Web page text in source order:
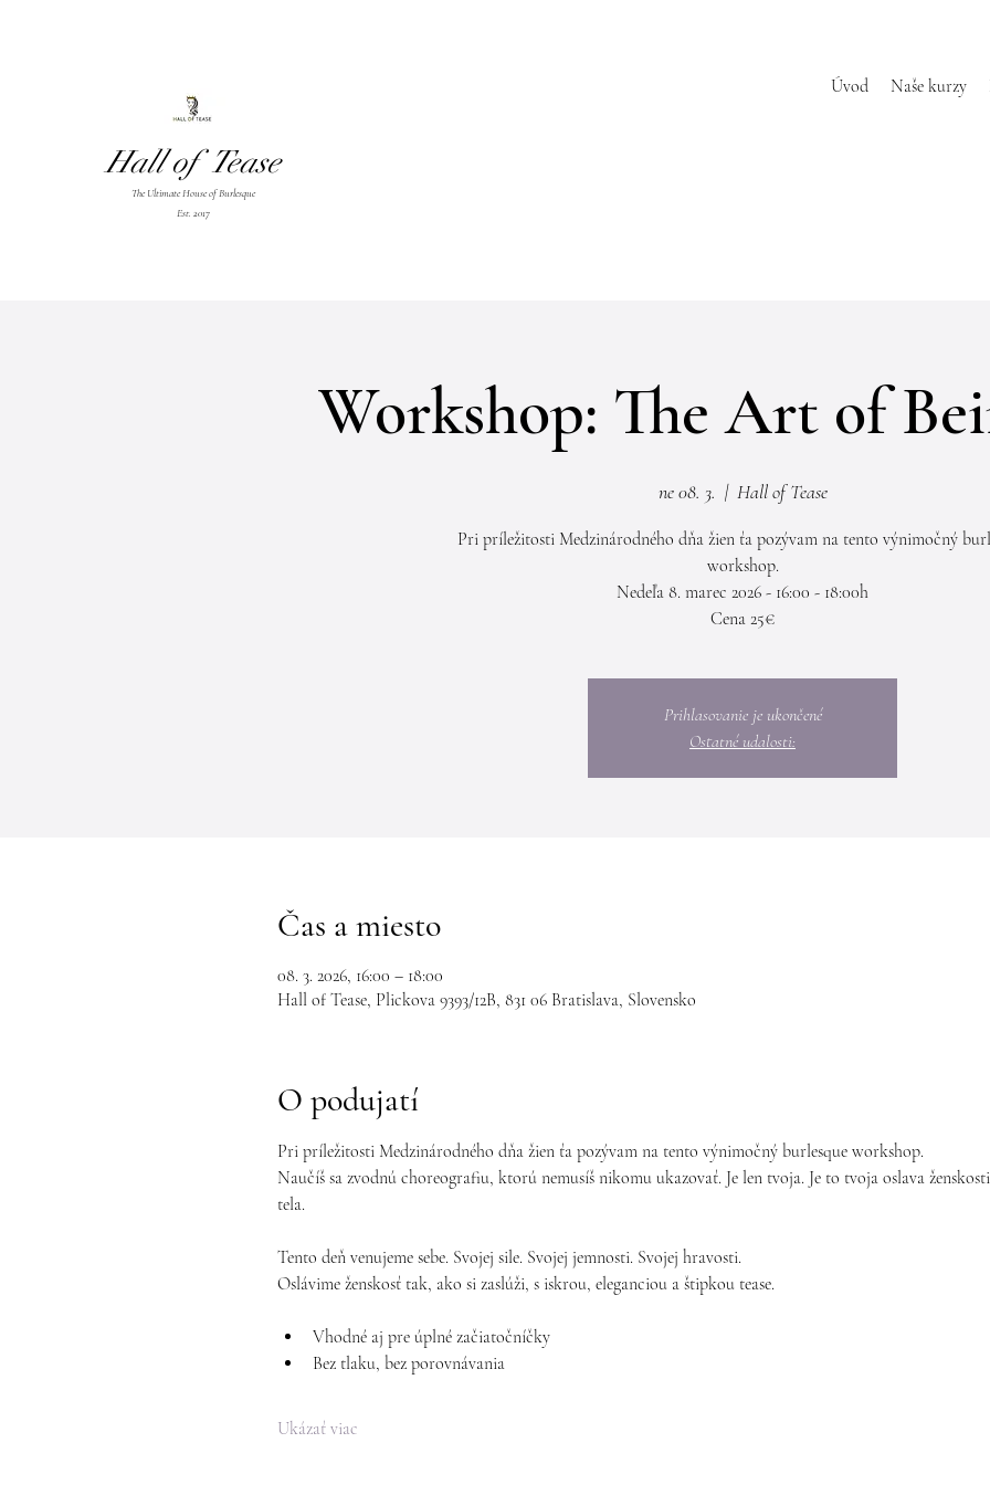
Hall of Tease
The Ultimate House of Burlesque
Est. 2017
Úvod Naše kurzy
Workshop: The Art of
ne 08. 3.
  |
Hall of Tease
Pri príležitosti Medzinárodného dňa žien ťa pozývam na tento výnimočný
workshop.
Nedeľa 8. marec 2026 - 16:00 - 18:00h
Cena 25€
Prihlasovanie je ukončené
Ostatné udalosti:
Čas a miesto
08. 3. 2026, 16:00 – 18:00
Hall of Tease, Plickova 9393/12B, 831 06 Bratislava, Slovensko
O podujatí
Pri príležitosti Medzinárodného dňa žien ťa pozývam na tento výnimočný burlesque workshop.
Naučíš sa zvodnú choreografiu, ktorú nemusíš nikomu ukazovať. Je len tvoja. Je to tvoja oslava
tela.
Tento deň venujeme sebe. Svojej sile. Svojej jemnosti. Svojej hravosti.
Oslávime ženskosť tak, ako si zaslúži, s iskrou, eleganciou a štipkou tease.
Vhodné aj pre úplné začiatočníčky
Bez tlaku, bez porovnávania
Ukázať viac